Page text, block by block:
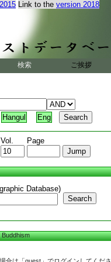
Link to the version 2018
検索 ご挨拶
Hangul Eng
Vol. Page
Database)
Search